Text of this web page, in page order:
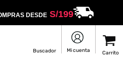
DESDES/199